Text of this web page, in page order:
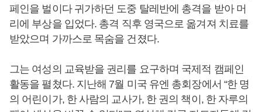
페인을 벌이다 귀가하던 도중 탈레반에 총격을 받아 머
리에 부상을 입었다. 총격 직후 영국으로 옮겨져 치료를
받았으며 가까스로 목숨을 건졌다.
그는 여성의 교육받을 권리를 요구하며 국제적 캠페인
활동을 펼쳤다. 지난해 7월 미국 유엔 총회장에서 “한 명
의 어린이가, 한 사람의 교사가, 한 권의 책이, 한 자루의